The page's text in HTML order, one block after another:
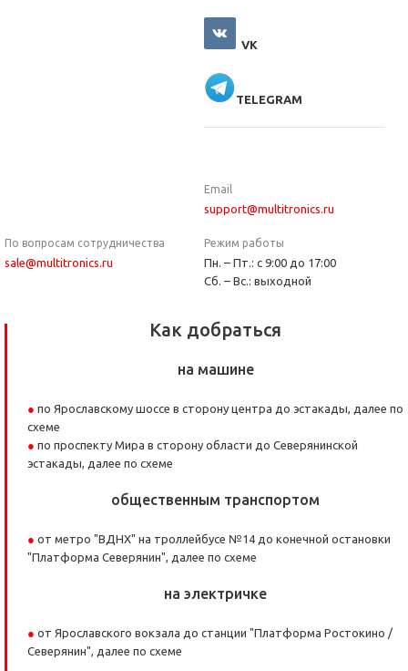
VK
TELEGRAM
Email
support@multitronics.ru
По вопросам сотрудничества
sale@multitronics.ru
Режим работы
Пн. – Пт.: с 9:00 до 17:00
Сб. – Вс.: выходной
Как добраться
на машине
по Ярославскому шоссе в сторону центра до эстакады, далее по
схеме
по проспекту Мира в сторону области до Северянинской
эстакады, далее по схеме
общественным транспортом
от метро "ВДНХ" на троллейбусе №14 до конечной остановки
"Платформа Северянин", далее по схеме
на электричке
от Ярославского вокзала до станции "Платформа Ростокино /
Северянин", далее по схеме